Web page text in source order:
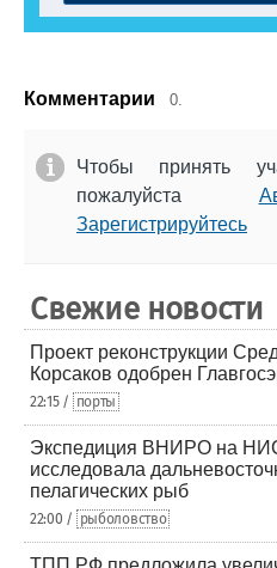
Комментарии 0.
Чтобы принять
пожалуйста
Зарегистрируйтесь
Свежие новости
Проект реконструкции
Корсаков одобрен
22:15 / порты
Экспедиция ВНИРО на
исследовала
пелагических рыб
22:00 / рыболовство